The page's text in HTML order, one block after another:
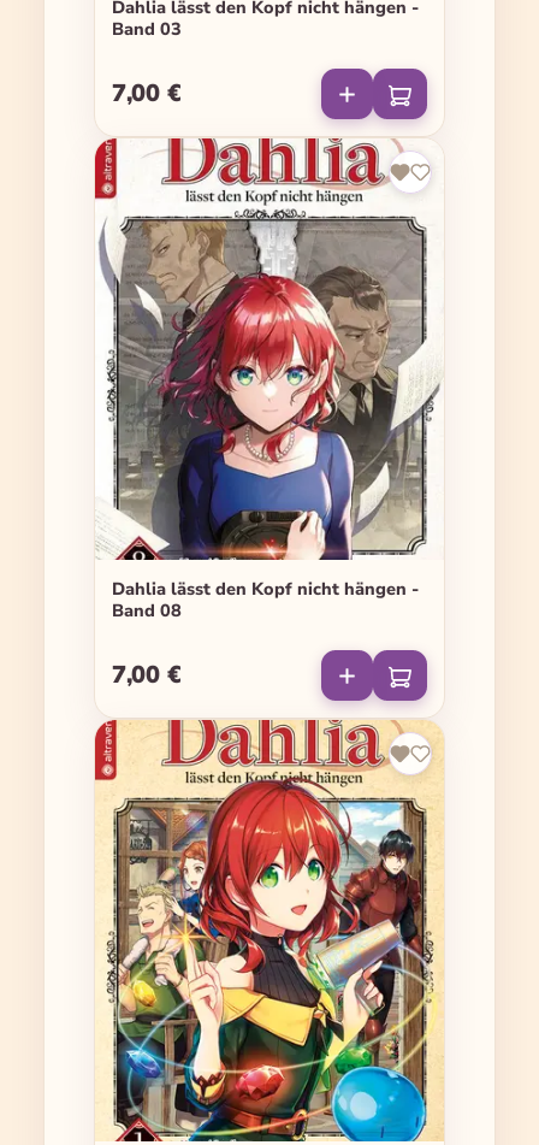
Dahlia lässt den Kopf nicht hängen -
Band 03
Regulärer Preis:
7,00 €
Dahlia lässt den Kopf nicht hängen -
Band 08
Regulärer Preis:
7,00 €